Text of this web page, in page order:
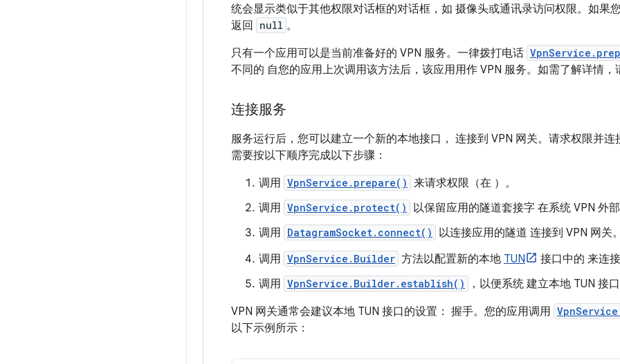
统会显示类似于其他权限对话框的对话框，如 摄像头或通讯录访问权限。如果
返回
null 。
只有一个应用可以是当前准备好的 VPN 服务。一律拨打电话
不同的 自您的应用上次调用该方法后，该应用用作 VPN 服务。如需了解详情
连接服务
服务运行后，您可以建立一个新的本地接口， 连接到 VPN 网关。请求权限并
需要按以下顺序完成以下步骤：
调用 VpnService.prepare() 来请求权限（在 ）。
调用 VpnService.protect()
以保留应用的隧道套接字 在系统 VPN 外
调用 DatagramSocket.connect()
以连接应用的隧道 连接到 VPN 网关
调用 VpnService.Builder 方法以配置新的本地 TUN
接口中的 来连
调用 VpnService.Builder.establish()
，以便系统 建立本地 TUN 接
VPN 网关通常会建议本地 TUN 接口的设置： 握手。您的应用调用
以下示例所示：